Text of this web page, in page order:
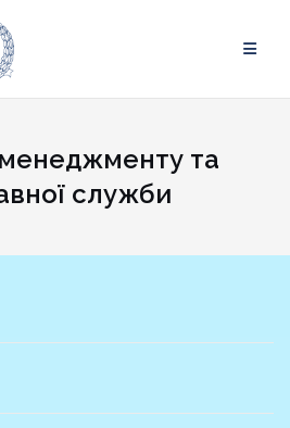
та
служби